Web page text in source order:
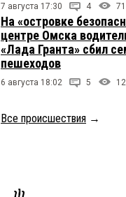
7 августа 17:30 4
На «островке
центре Омска
«Лада Гранта» сбил
пешеходов
6 августа 18:02 5
Все происшествия →